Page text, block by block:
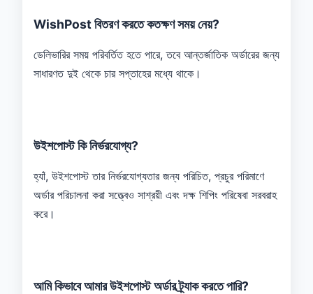
WishPost বিতরণ করতে কতক্ষণ সময় নেয়?
ডেলিভারির সময় পরিবর্তিত হতে পারে, তবে আন্তর্জাতিক অর্ডারের জন্য
সাধারণত দুই থেকে চার সপ্তাহের মধ্যে থাকে।
উইশপোস্ট কি নির্ভরযোগ্য?
হ্যাঁ, উইশপোস্ট তার নির্ভরযোগ্যতার জন্য পরিচিত, প্রচুর পরিমাণে
অর্ডার পরিচালনা করা সত্ত্বেও সাশ্রয়ী এবং দক্ষ শিপিং পরিষেবা সরবরাহ
করে।
আমি কিভাবে আমার উইশপোস্ট অর্ডার ট্র্যাক করতে পারি?